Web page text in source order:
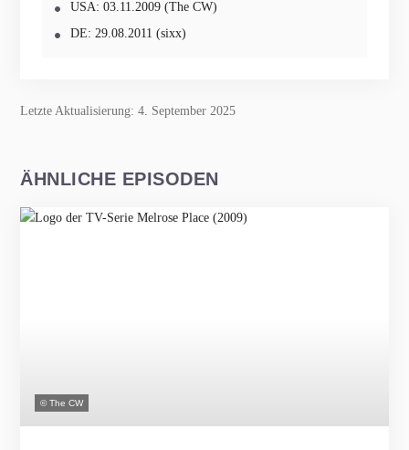
USA: 03.11.2009 (The CW)
DE: 29.08.2011 (sixx)
Letzte Aktualisierung: 4. September 2025
ÄHNLICHE EPISODEN
© The CW